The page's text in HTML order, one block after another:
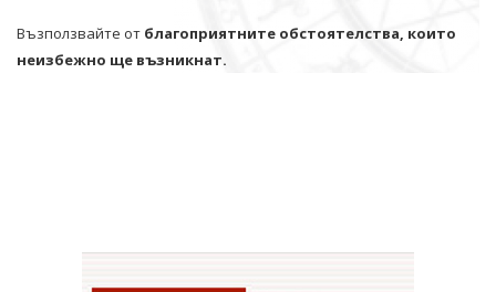
Възползвайте от благоприятните обстоятелства, които
неизбежно ще възникнат.